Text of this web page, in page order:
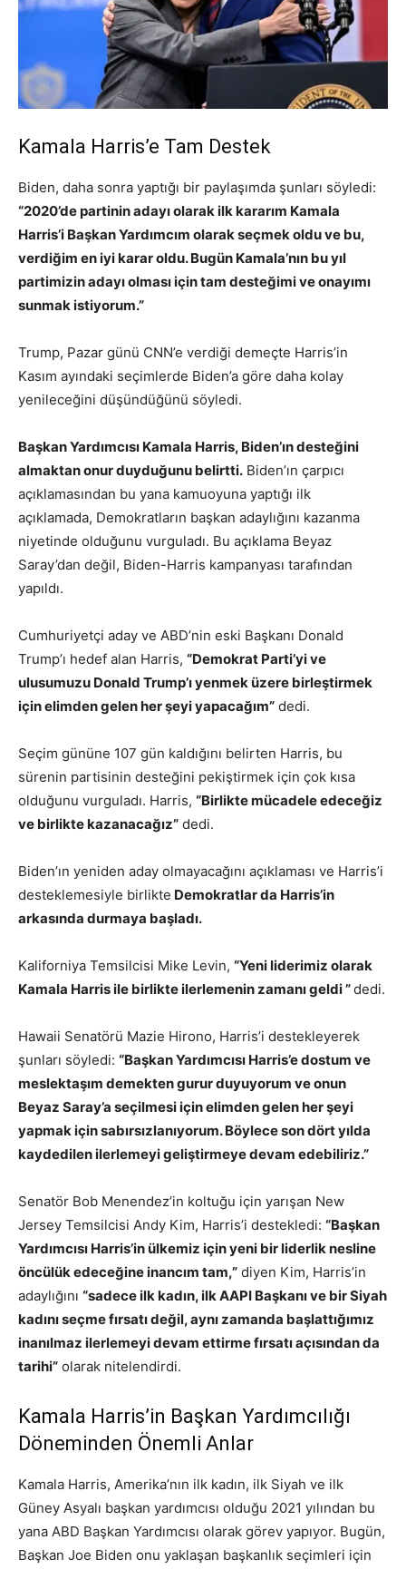
Kamala Harris’e Tam Destek
Biden, daha sonra yaptığı bir paylaşımda şunları söyledi:
“2020’de partinin adayı olarak ilk kararım Kamala
Harris’i Başkan Yardımcım olarak seçmek oldu ve bu,
verdiğim en iyi karar oldu. Bugün Kamala’nın bu yıl
partimizin adayı olması için tam desteğimi ve onayımı
sunmak istiyorum.”
Trump, Pazar günü CNN’e verdiği demeçte Harris’in
Kasım ayındaki seçimlerde Biden’a göre daha kolay
yenileceğini düşündüğünü söyledi.
Başkan Yardımcısı Kamala Harris, Biden’ın desteğini
almaktan onur duyduğunu belirtti. Biden’ın çarpıcı
açıklamasından bu yana kamuoyuna yaptığı ilk
açıklamada, Demokratların başkan adaylığını kazanma
niyetinde olduğunu vurguladı. Bu açıklama Beyaz
Saray’dan değil, Biden-Harris kampanyası tarafından
yapıldı.
Cumhuriyetçi aday ve ABD’nin eski Başkanı Donald
Trump’ı hedef alan Harris, “Demokrat Parti’yi ve
ulusumuzu Donald Trump’ı yenmek üzere birleştirmek
için elimden gelen her şeyi yapacağım” dedi.
Seçim gününe 107 gün kaldığını belirten Harris, bu
sürenin partisinin desteğini pekiştirmek için çok kısa
olduğunu vurguladı. Harris, “Birlikte mücadele edeceğiz
ve birlikte kazanacağız” dedi.
Biden’ın yeniden aday olmayacağını açıklaması ve Harris’i
desteklemesiyle birlikte Demokratlar da Harris’in
arkasında durmaya başladı.
Kaliforniya Temsilcisi Mike Levin, “Yeni liderimiz olarak
Kamala Harris ile birlikteilerlemenin zamanı geldi ”dedi.
Hawaii Senatörü Mazie Hirono, Harris’i destekleyerek
şunları söyledi: “Başkan Yardımcısı Harris’e dostum ve
meslektaşım demekten gurur duyuyorum ve onun
Beyaz Saray’a seçilmesi için elimden gelen her şeyi
yapmak için sabırsızlanıyorum. Böylece son dört yılda
kaydedilen ilerlemeyi geliştirmeye devam edebiliriz.”
Senatör Bob Menendez’in koltuğu için yarışan New
Jersey Temsilcisi Andy Kim, Harris’i destekledi: “Başkan
Yardımcısı Harris’in ülkemiz için yeni bir liderlik nesline
öncülük edeceğine inancım tam,” diyen Kim, Harris’in
adaylığını “sadece ilk kadın, ilk AAPI Başkanı ve bir Siyah
kadını seçme fırsatı değil, aynı zamanda başlattığımız
inanılmaz ilerlemeyi devam ettirme fırsatı açısından da
tarihi” olarak nitelendirdi.
Kamala Harris’in Başkan Yardımcılığı
Döneminden Önemli Anlar
Kamala Harris, Amerika’nın ilk kadın, ilk Siyah ve ilk
Güney Asyalı başkan yardımcısı olduğu 2021 yılından bu
yana ABD Başkan Yardımcısı olarak görev yapıyor. Bugün,
Başkan Joe Biden onu yaklaşan başkanlık seçimleri için